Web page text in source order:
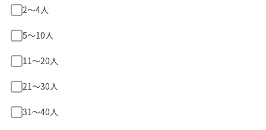
2〜4人
5〜10人
11〜20人
21〜30人
31〜40人